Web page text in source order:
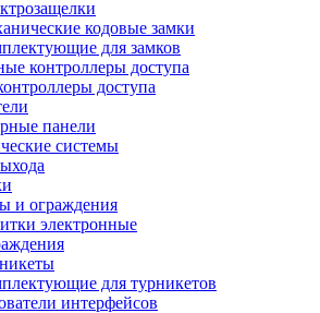
кодовые замки
для замков
контроллеры доступа
доступа
панели
системы
и ограждения
электронные
для турникетов
интерфейсов